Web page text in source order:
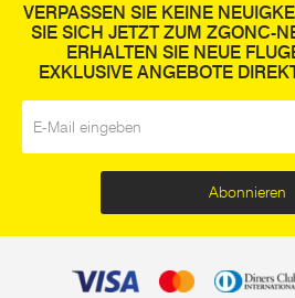
VERPASSEN SIE KEINE
SIE SICH JETZT ZUM ZGONC-
ERHALTEN SIE NEUE
EXKLUSIVE ANGEBOTE
Abonnieren